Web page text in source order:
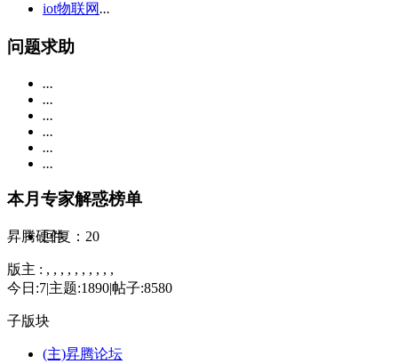
iot物联网...
问题求助
...
...
...
...
...
...
本月专家解惑榜单
回复：20
昇腾硬件
版主 : , , , , , , , , , ,
今日:7|主题:1890|帖子:8580
子版块
(主)昇腾论坛